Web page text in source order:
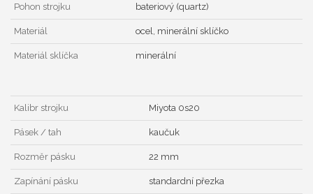
Pohon strojku bateriový (quartz)
Materiál ocel, minerální sklíčko
Materiál sklíčka minerální
Kalibr strojku Miyota 0s20
Pásek / tah kaučuk
Rozměr pásku 22 mm
Zapínání pásku standardní přezka